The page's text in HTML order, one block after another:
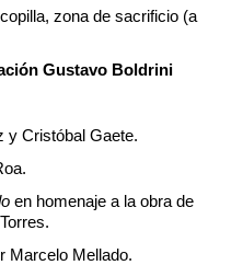
zona de sacrificio (a
Gustavo Boldrini
y Cristóbal Gaete.
en homenaje a la obra de
Marcelo Mellado.